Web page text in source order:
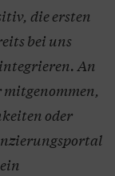
die ersten
bei uns
An
mitgenommen,
oder